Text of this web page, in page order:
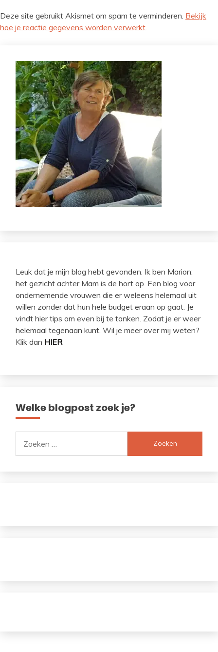
Deze site gebruikt Akismet om spam te verminderen. Bekijk
hoe je reactie gegevens worden verwerkt
Leuk dat je mijn blog hebt gevonden. Ik ben Marion:
het gezicht achter Mam is de hort op. Een blog voor
ondernemende vrouwen die er weleens helemaal uit
willen zonder dat hun hele budget eraan op gaat. Je
vindt hier tips om even bij te tanken. Zodat je er weer
helemaal tegenaan kunt. Wil je meer over mij weten?
Klik dan HIER
Welke blogpost zoek je?
naar: